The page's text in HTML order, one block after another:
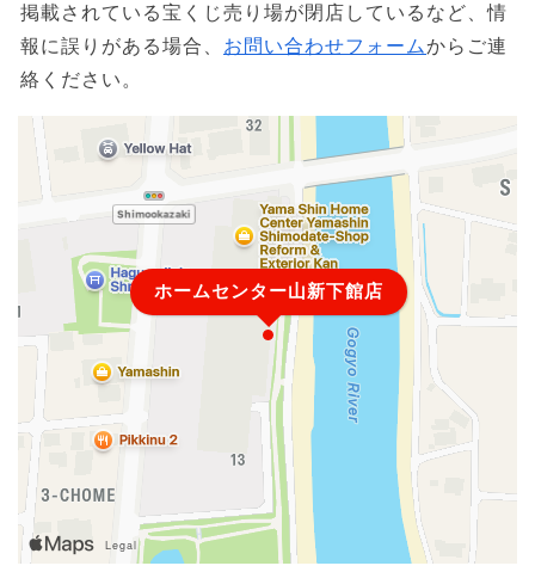
掲載されている宝くじ売り場が閉店しているなど、情
報に誤りがある場合、 お問い合わせフォームからご連
絡ください。
ホームセンター山新下館店